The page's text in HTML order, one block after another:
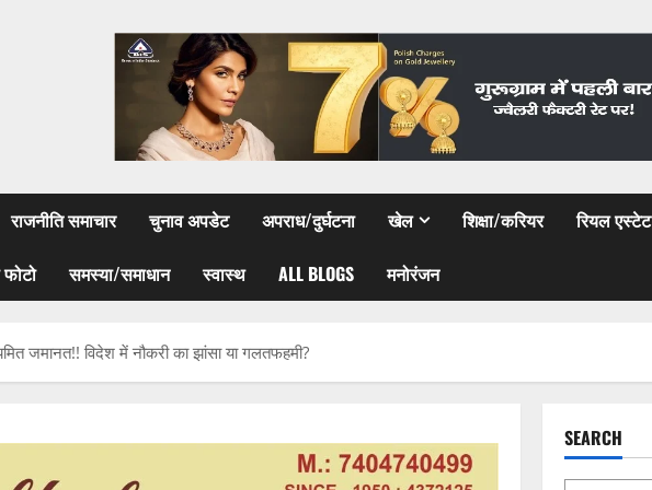
राजनीति समाचार चुनाव अपडेट अपराध/दुर्घटना खेल शिक्षा/करियर रियल एस्टेट
समस्या/समाधान स्वास्थ ALL BLOGS मनोरंजन
जमानत!! विदेश में नौकरी का झांसा या गलतफहमी?
SEARCH